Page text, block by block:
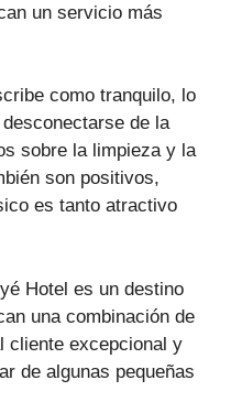
un servicio más
como tranquilo, lo
de la
sobre la limpieza y la
son positivos,
es tanto atractivo
Hotel es un destino
una combinación de
cliente excepcional y
de algunas pequeñas